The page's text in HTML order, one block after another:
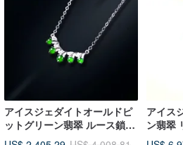
アイスジェダイトオールドピ
ットグリーン翡翠 ルース鎖骨
ネックレス 18K ゴールドダイ
アイス
ン翡翠
ックレ